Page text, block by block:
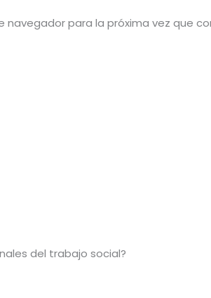
para la próxima vez que
del trabajo social?